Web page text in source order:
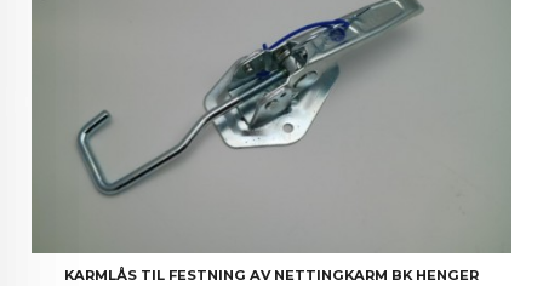
KARMLÅS TIL FESTNING AV NETTINGKARM BK HENGER